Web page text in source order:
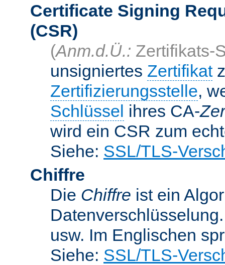
Certificate Signing
(CSR)
(Anm.d.Ü.: Zertifikats-
unsigniertes Zertifikat
Zertifizierungsstelle,
Schlüssel ihres CA-
wird ein CSR zum
Siehe: SSL/TLS-
Chiffre
Die Chiffre ist ein
usw. Im Englischen
Siehe: SSL/TLS-